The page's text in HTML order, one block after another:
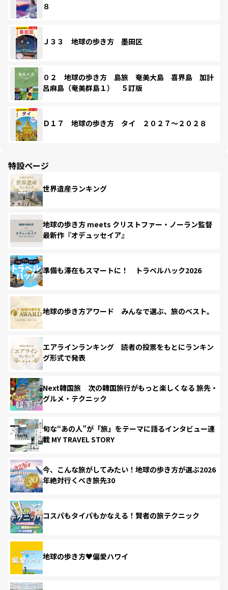
８
Ｊ３３ 地球の歩き方 墨田区
０２ 地球の歩き方 島旅 奄美大島 喜界島 加計
呂麻島（奄美群島１） ５訂版
Ｄ１７ 地球の歩き方 タイ ２０２７～２０２８
特設ページ
世界遺産ランキング
地球の歩き方 meets クリストファー・ノーラン監督
最新作『オデュッセイア』
準備も滞在もスマートに！ トラベルハック2026
地球の歩き方アワード みんなで選ぶ、旅のベスト。
エアラインランキング 読者の投票をもとにランキン
グ形式で発表
Next韓国旅 次の韓国旅行がもっと楽しくなる 旅先・
グルメ・テクニック
旬な“あの人”が「旅」をテーマに語るインタビュー連
載 MY TRAVEL STORY
今、こんな旅がしてみたい！地球の歩き方が選ぶ2026
年絶対行くべき旅先30
コスパもタイパもかなえる！賢者の旅テクニック
地球の歩き方♥偏愛ハワイ